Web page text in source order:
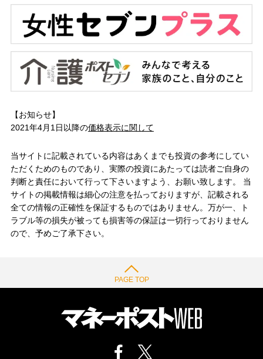
【お知らせ】
2021年4月1日以降の価格表示に関して
当サイトに記載されている内容はあくまでも投資の参考にしてい
ただくためのものであり、実際の投資にあたっては読者ご自身の
判断と責任において行って下さいますよう、お願い致します。 当
サイトの掲載情報は細心の注意を払っておりますが、記載される
全ての情報の正確性を保証するものではありません。万が一、ト
ラブル等の損失が被っても損害等の保証は一切行っておりません
ので、予めご了承下さい。
PAGE TOP